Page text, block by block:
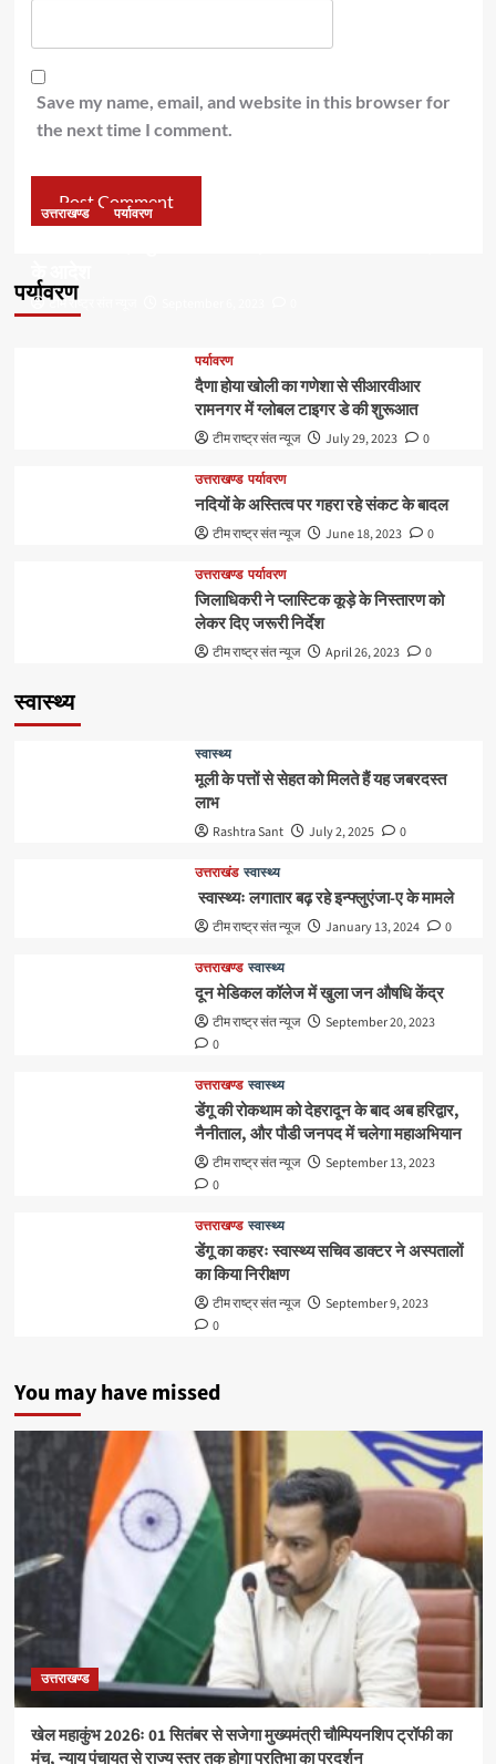
Save my name, email, and website in this browser for
the next time I comment.
पर्यावरण
उत्तराखण्ड पर्यावरण
के आदेश
टीम राष्ट्र संत न्यूज
पर्यावरण
दैणा होया खोली का गणेशा से सीआरवीआर
रामनगर में ग्लोबल टाइगर डे की शुरूआत
टीम राष्ट्र संत न्यूज July 29, 2023 0
उत्तराखण्ड पर्यावरण
नदियों के अस्तित्व पर गहरा रहे संकट के बादल
टीम राष्ट्र संत न्यूज June 18, 2023 0
उत्तराखण्ड पर्यावरण
जिलाधिकरी ने प्लास्टिक कूड़े के निस्तारण को
लेकर दिए जरूरी निर्देश
टीम राष्ट्र संत न्यूज April 26, 2023 0
स्वास्थ्य
स्वास्थ्य
मूली के पत्तों से सेहत को मिलते हैं यह जबरदस्त
लाभ
Rashtra Sant July 2, 2025 0
उत्तराखंड स्वास्थ्य
स्वास्थ्यः लगातार बढ़ रहे इन्फ्लुएंजा-ए के मामले
टीम राष्ट्र संत न्यूज January 13, 2024 0
उत्तराखण्ड स्वास्थ्य
दून मेडिकल कॉलेज में खुला जन औषधि केंद्र
टीम राष्ट्र संत न्यूज
September 20, 2023
0
उत्तराखण्ड स्वास्थ्य
डेंगू की रोकथाम को देहरादून के बाद अब हरिद्वार,
नैनीताल, और पौडी जनपद में चलेगा महाअभियान
टीम राष्ट्र संत न्यूज
September 13, 2023
0
उत्तराखण्ड स्वास्थ्य
डेंगू का कहरः स्वास्थ्य सचिव डाक्टर ने अस्पतालों
का किया निरीक्षण
टीम राष्ट्र संत न्यूज
September 9, 2023
0
You may have missed
उत्तराखण्ड
खेल महाकुंभ 2026ः 01 सितंबर से सजेगा मुख्यमंत्री चौम्पियनशिप ट्रॉफी का